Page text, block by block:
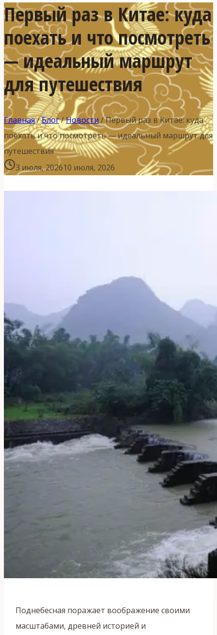
Первый раз в Китае: куда
поехать и что посмотреть
— идеальный маршрут
для путешествия
Главная/Блог/Новости /Первый раз в Китае: куда
поехать и что посмотреть — идеальный маршрут для
путешествия
3 июля, 202610 июля, 2026
Поднебесная поражает воображение своими
масштабами, древней историей и